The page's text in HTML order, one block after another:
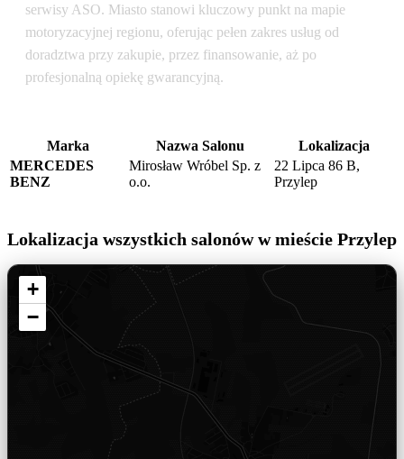
serwisy ASO. Miasto stanowi kluczowy punkt na mapie
motoryzacyjnej regionu, oferując pełen zakres usług od
doradztwa przy zakupie, przez finansowanie, aż po
profesjonalną opiekę gwarancyjną.
Marka Nazwa Salonu
Lokalizacja
MERCEDES
BENZ
Mirosław Wróbel Sp. z
o.o.
22 Lipca 86 B,
Przylep
Lokalizacja wszystkich salonów w mieście Przylep
+
−